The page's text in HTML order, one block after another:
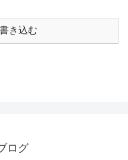
き込む
ログ